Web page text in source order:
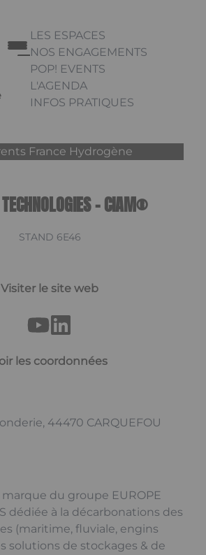
LES ESPACES
NOS ENGAGEMENTS
POP! EVENTS
L'AGENDA
INFOS PRATIQUES
Linkedin
France Hydrogène
TECHNOLOGIES - CIAM®
STAND 6E46
Visiter le site web
les coordonnées
44470 CARQUEFOU
du groupe EUROPE
dédiée à la décarbonations des
(maritime, fluviale, engins
solutions de stockages & de
des cookies